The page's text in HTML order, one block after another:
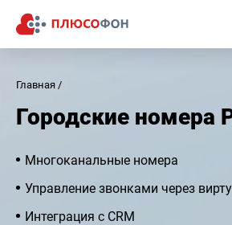
Главная
Городские номера
Многоканальные номера
Управление звонками через
Интеграция с CRM